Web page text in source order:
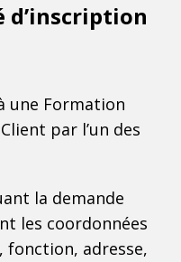
d’inscription
une Formation
par l’un des
la demande
les coordonnées
fonction, adresse,